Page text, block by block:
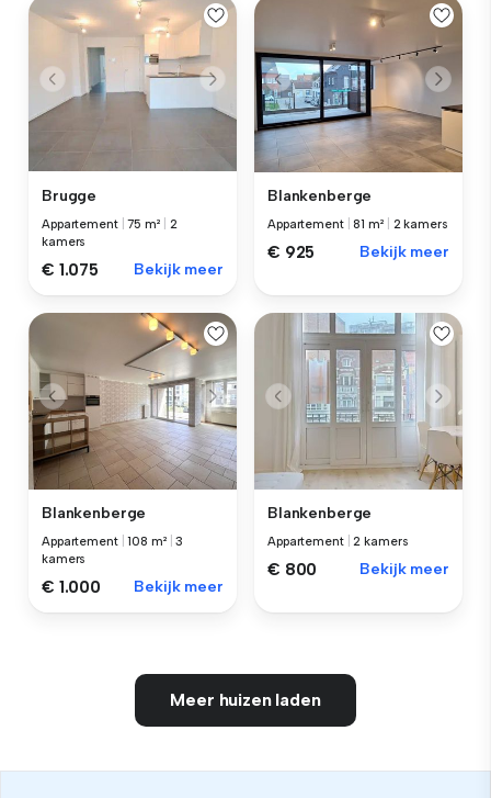
Brugge
Appartement |75 m²
2
kamers
€ 1.075 Bekijk meer
Blankenberge
Appartement |81 m² 2 kamers
€ 925 Bekijk meer
Blankenberge
Appartement |108 m² |3
kamers
€ 1.000 Bekijk meer
Blankenberge
Appartement |2 kamers
€ 800 Bekijk meer
Meer huizen laden